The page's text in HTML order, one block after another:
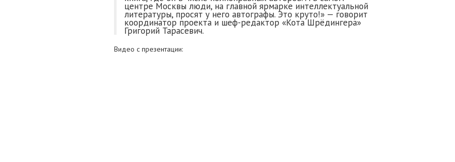
центре Москвы люди, на главной ярмарке интеллектуальной
литературы, просят у него автографы. Это круто!» — говорит
координатор проекта и шеф-редактор «Кота Шрёдингера»
Григорий Тарасевич.
Видео с презентации: